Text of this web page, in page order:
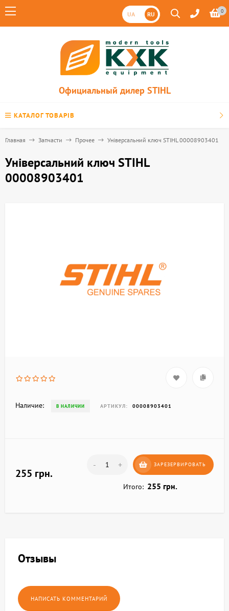
UA RU 0
Официальный дилер STIHL
КАТАЛОГ ТОВАРІВ
Главная Запчасти Прочее Універсальний ключ STIHL 00008903401
Універсальний ключ STIHL
00008903401
Наличие: В НАЛИЧИИ АРТИКУЛ: 00008903401
255 грн.
- + ЗАРЕЗЕРВИРОВАТЬ
Итого: 255 грн.
Отзывы